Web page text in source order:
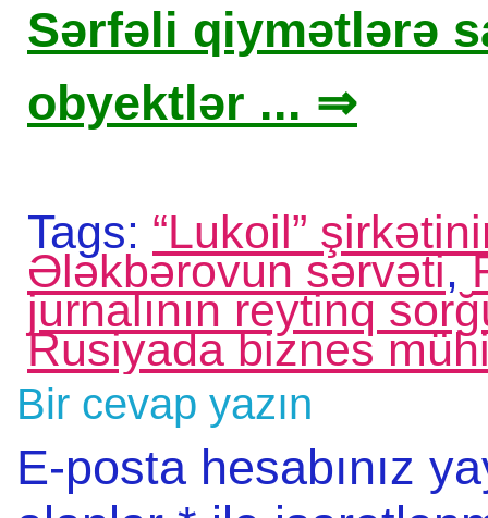
Sərfəli qiymətlərə
obyektlər ... ⇒
Tags: “Lukoil”
Ələkbərovun sərvəti,
jurnalının reytinq
Rusiyada biznes
Bir cevap yazın
E-posta hesabınız